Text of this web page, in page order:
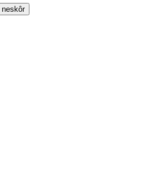
neskôr